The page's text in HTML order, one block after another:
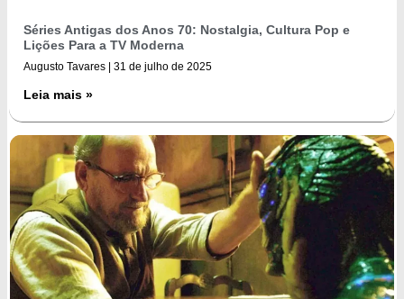
Séries Antigas dos Anos 70: Nostalgia, Cultura Pop e
Lições Para a TV Moderna
Augusto Tavares 31 de julho de 2025
Leia mais »